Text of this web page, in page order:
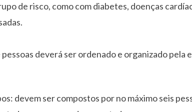
de risco, como com diabetes, doenças
deverá ser ordenado e organizado pela
devem ser compostos por no máximo seis